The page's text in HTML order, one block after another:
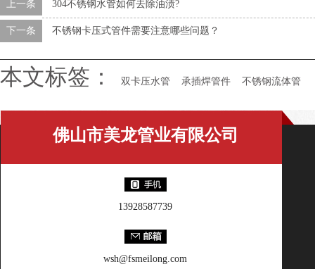
上一条 304不锈钢水管如何去除油渍?
下一条 不锈钢卡压式管件需要注意哪些问题？
本文标签： 双卡压水管 承插焊管件 不锈钢流体管
佛山市美龙管业有限公司
13928587739
wsh@fsmeilong.com